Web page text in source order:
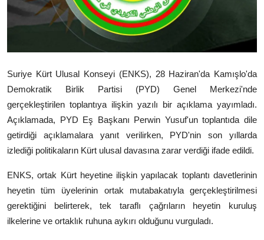
Türkçe Kurdi
Suriye Kürt Ulusal Konseyi (ENKS), 28 Haziran'da Kamışlo'da
Demokratik Birlik Partisi (PYD) Genel Merkezi'nde
gerçekleştirilen toplantıya ilişkin yazılı bir açıklama yayımladı.
Açıklamada, PYD Eş Başkanı Perwin Yusuf'un toplantıda dile
getirdiği açıklamalara yanıt verilirken, PYD'nin son yıllarda
izlediği politikaların Kürt ulusal davasına zarar verdiği ifade edildi.
ENKS, ortak Kürt heyetine ilişkin yapılacak toplantı davetlerinin
heyetin tüm üyelerinin ortak mutabakatıyla gerçekleştirilmesi
gerektiğini belirterek, tek taraflı çağrıların heyetin kuruluş
ilkelerine ve ortaklık ruhuna aykırı olduğunu vurguladı.